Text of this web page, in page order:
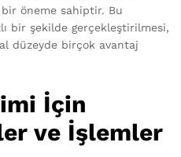
öneme sahiptir. Bu
bir şekilde gerçekleştirilmesi,
düzeyde birçok avantaj
İçin
ve İşlemler